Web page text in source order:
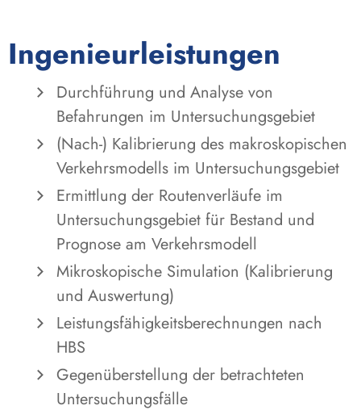
Ingenieurleistungen
Durchführung und Analyse von
Befahrungen im Untersuchungsgebiet
(Nach-) Kalibrierung des makroskopischen
Verkehrsmodells im Untersuchungsgebiet
Ermittlung der Routenverläufe im
Untersuchungsgebiet für Bestand und
Prognose am Verkehrsmodell
Mikroskopische Simulation (Kalibrierung
und Auswertung)
Leistungsfähigkeitsberechnungen nach
HBS
Gegenüberstellung der betrachteten
Untersuchungsfälle